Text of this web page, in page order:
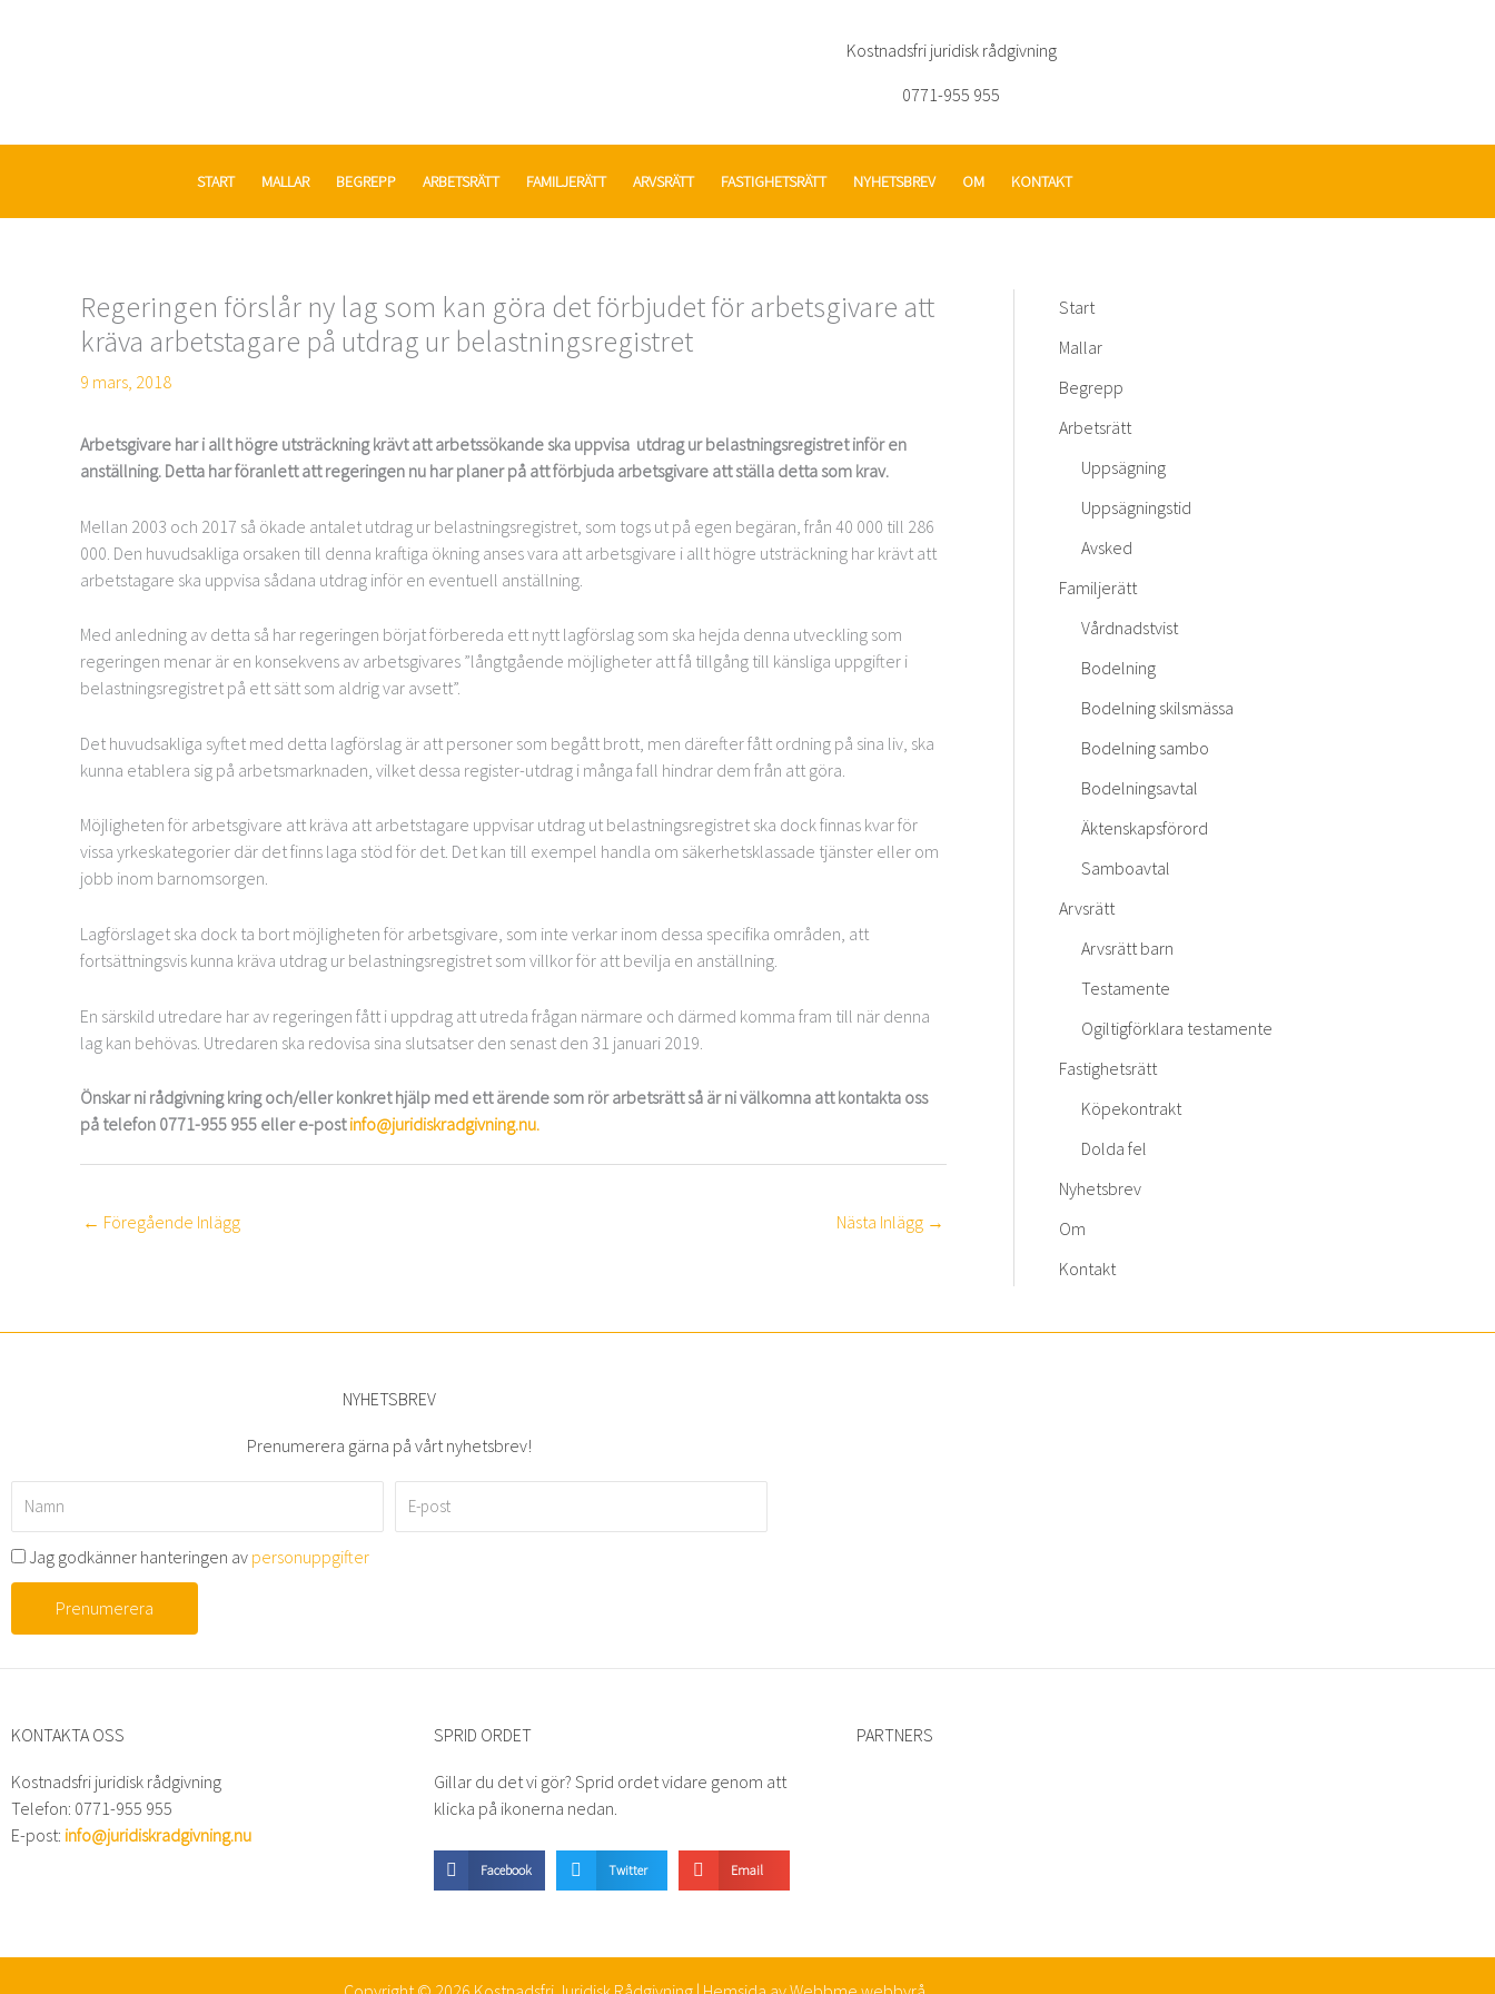
Kostnadsfri juridisk rådgivning
0771-955 955
START MALLAR BEGREPP ARBETSRÄTT FAMILJERÄTT ARVSRÄTT FASTIGHETSRÄTT NYHETSBREV OM KONTAKT
Regeringen förslår ny lag som kan göra det förbjudet för arbetsgivare att
kräva arbetstagare på utdrag ur belastningsregistret
9 mars, 2018
Arbetsgivare har i allt högre utsträckning krävt att arbetssökande ska uppvisa utdrag ur belastningsregistret inför en
anställning. Detta har föranlett att regeringen nu har planer på att förbjuda arbetsgivare att ställa detta som krav.
Mellan 2003 och 2017 så ökade antalet utdrag ur belastningsregistret, som togs ut på egen begäran, från 40 000 till 286
000. Den huvudsakliga orsaken till denna kraftiga ökning anses vara att arbetsgivare i allt högre utsträckning har krävt att
arbetstagare ska uppvisa sådana utdrag inför en eventuell anställning.
Med anledning av detta så har regeringen börjat förbereda ett nytt lagförslag som ska hejda denna utveckling som
regeringen menar är en konsekvens av arbetsgivares ”långtgående möjligheter att få tillgång till känsliga uppgifter i
belastningsregistret på ett sätt som aldrig var avsett”.
Det huvudsakliga syftet med detta lagförslag är att personer som begått brott, men därefter fått ordning på sina liv, ska
kunna etablera sig på arbetsmarknaden, vilket dessa register-utdrag i många fall hindrar dem från att göra.
Möjligheten för arbetsgivare att kräva att arbetstagare uppvisar utdrag ut belastningsregistret ska dock finnas kvar för
vissa yrkeskategorier där det finns laga stöd för det. Det kan till exempel handla om säkerhetsklassade tjänster eller om
jobb inom barnomsorgen.
Lagförslaget ska dock ta bort möjligheten för arbetsgivare, som inte verkar inom dessa specifika områden, att
fortsättningsvis kunna kräva utdrag ur belastningsregistret som villkor för att bevilja en anställning.
En särskild utredare har av regeringen fått i uppdrag att utreda frågan närmare och därmed komma fram till när denna
lag kan behövas. Utredaren ska redovisa sina slutsatser den senast den 31 januari 2019.
Önskar ni rådgivning kring och/eller konkret hjälp med ett ärende som rör arbetsrätt så är ni välkomna att kontakta oss
på telefon 0771-955 955 eller e-postinfo@juridiskradgivning.nu.
← Föregående Inlägg Nästa Inlägg →
Start
Mallar
Begrepp
Arbetsrätt
Uppsägning
Uppsägningstid
Avsked
Familjerätt
Vårdnadstvist
Bodelning
Bodelning skilsmässa
Bodelning sambo
Bodelningsavtal
Äktenskapsförord
Samboavtal
Arvsrätt
Arvsrätt barn
Testamente
Ogiltigförklara testamente
Fastighetsrätt
Köpekontrakt
Dolda fel
Nyhetsbrev
Om
Kontakt
NYHETSBREV
Prenumerera gärna på vårt nyhetsbrev!
post
Jag godkänner hanteringen av personuppgifter
Prenumerera
KONTAKTA OSS
Kostnadsfri juridisk rådgivning
Telefon: 0771-955 955
E-post: info@juridiskradgivning.nu
SPRID ORDET
Gillar du det vi gör? Sprid ordet vidare genom att
klicka på ikonerna nedan.
Facebook Twitter Email
PARTNERS